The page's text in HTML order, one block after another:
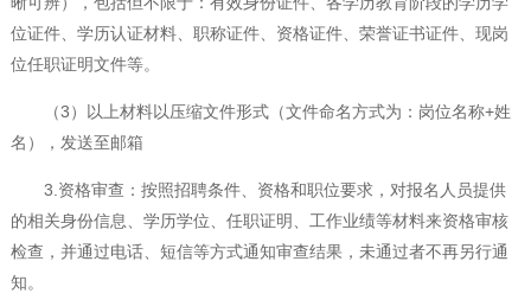
位证件、学历认证材料、职称证件、资格证件、荣誉证书证件、现岗
位任职证明文件等。
（3）以上材料以压缩文件形式（文件命名方式为：岗位名称+姓
名），发送至邮箱
3.资格审查：按照招聘条件、资格和职位要求，对报名人员提供
的相关身份信息、学历学位、任职证明、工作业绩等材料来资格审核
检查，并通过电话、短信等方式通知审查结果，未通过者不再另行通
知。